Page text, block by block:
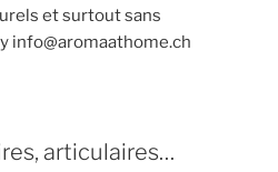
et surtout sans
info@aromaathome.ch
articulaires…